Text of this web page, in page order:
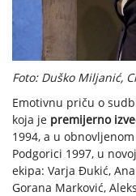
Foto: Duško Miljanić,
Emotivnu priču o
koja je premijerno
1994, a u
Podgorici 1997, u
ekipa: Varja Đukić,
Gorana Marković,